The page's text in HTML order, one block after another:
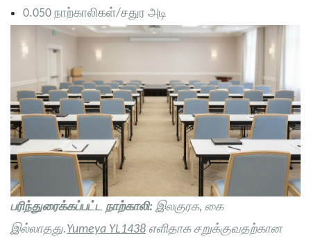
0.050 நாற்காலிகள்/சதுர அடி
பரிந்துரைக்கப்பட்ட நாற்காலி: இலகுரக, கை
இல்லாதது.Yumeya YL1438 எளிதாக சறுக்குவதற்கான